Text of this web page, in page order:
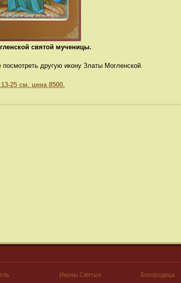
святой мученицы.
другую икону Златы Могленской.
25 см. цена 8500.
Иконы Святых Богородица